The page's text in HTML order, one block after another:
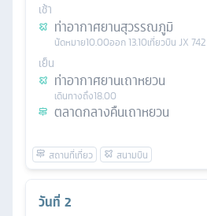
เช้า
ท่าอากาศยานสุวรรณภูมิ
นัดหมาย10.00ออก13.10เที่ยวบิน JX 742
เย็น
ท่าอากาศยานเถาหยวน
เดินทางถึง18.00
ตลาดกลางคืนเถาหยวน
วันที่ 2